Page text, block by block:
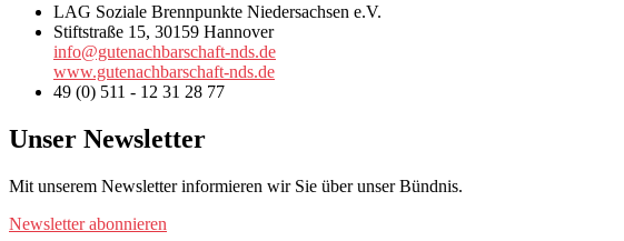
LAG Soziale Brennpunkte Niedersachsen e.V.
Stiftstraße 15, 30159 Hannover
info@gutenachbarschaft-nds.de
www.gutenachbarschaft-nds.de
49 (0) 511 - 12 31 28 77
Unser Newsletter
Mit unserem Newsletter informieren wir Sie über unser Bündnis.
Newsletter abonnieren